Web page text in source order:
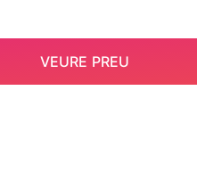
VEURE PREU